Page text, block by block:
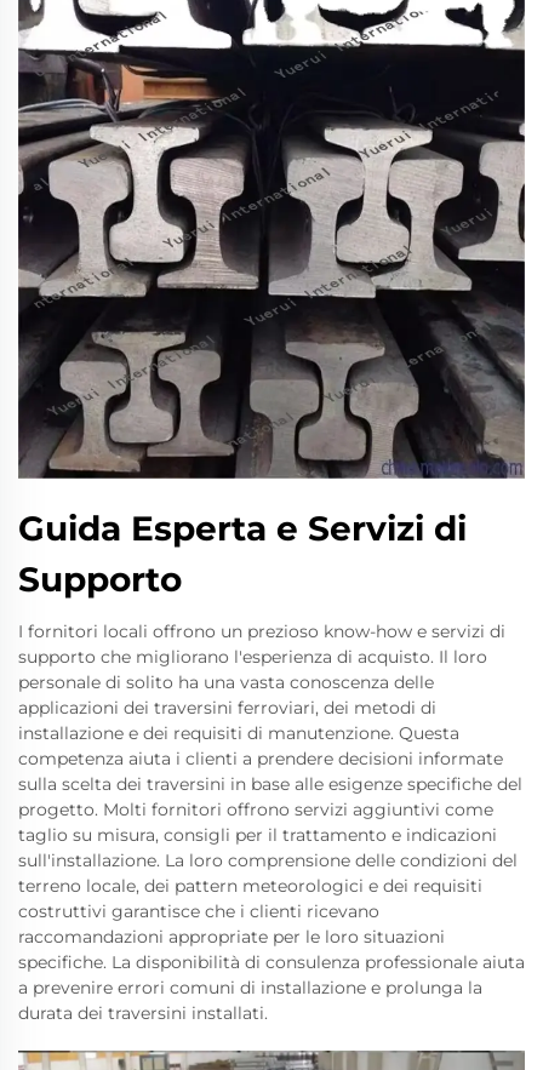
Guida Esperta e Servizi di
Supporto
I fornitori locali offrono un prezioso know-how e servizi di
supporto che migliorano l'esperienza di acquisto. Il loro
personale di solito ha una vasta conoscenza delle
applicazioni dei traversini ferroviari, dei metodi di
installazione e dei requisiti di manutenzione. Questa
competenza aiuta i clienti a prendere decisioni informate
sulla scelta dei traversini in base alle esigenze specifiche del
progetto. Molti fornitori offrono servizi aggiuntivi come
taglio su misura, consigli per il trattamento e indicazioni
sull'installazione. La loro comprensione delle condizioni del
terreno locale, dei pattern meteorologici e dei requisiti
costruttivi garantisce che i clienti ricevano
raccomandazioni appropriate per le loro situazioni
specifiche. La disponibilità di consulenza professionale aiuta
a prevenire errori comuni di installazione e prolunga la
durata dei traversini installati.